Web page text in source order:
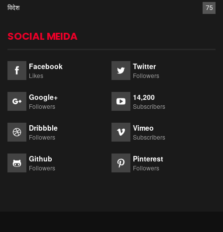
विदेश 75
SOCIAL MEIDA
Facebook
Likes
Twitter
Followers
Google+
Followers
14,200
Subscribers
Dribbble
Followers
Vimeo
Subscribers
Github
Followers
Pinterest
Followers